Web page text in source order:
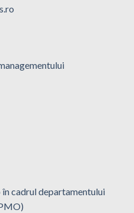
cadrul departamentului